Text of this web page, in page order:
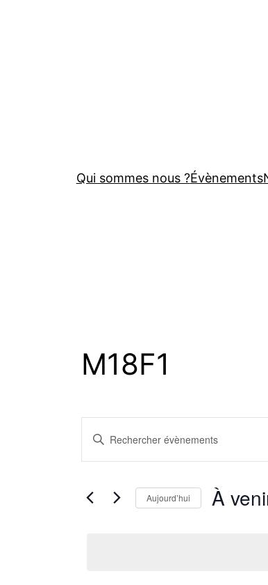
Qui sommes nous ?Évènements
M18F1
Recherche
et
navigation
Saisir
Rechercher
Évènements
Aujourd’hui À